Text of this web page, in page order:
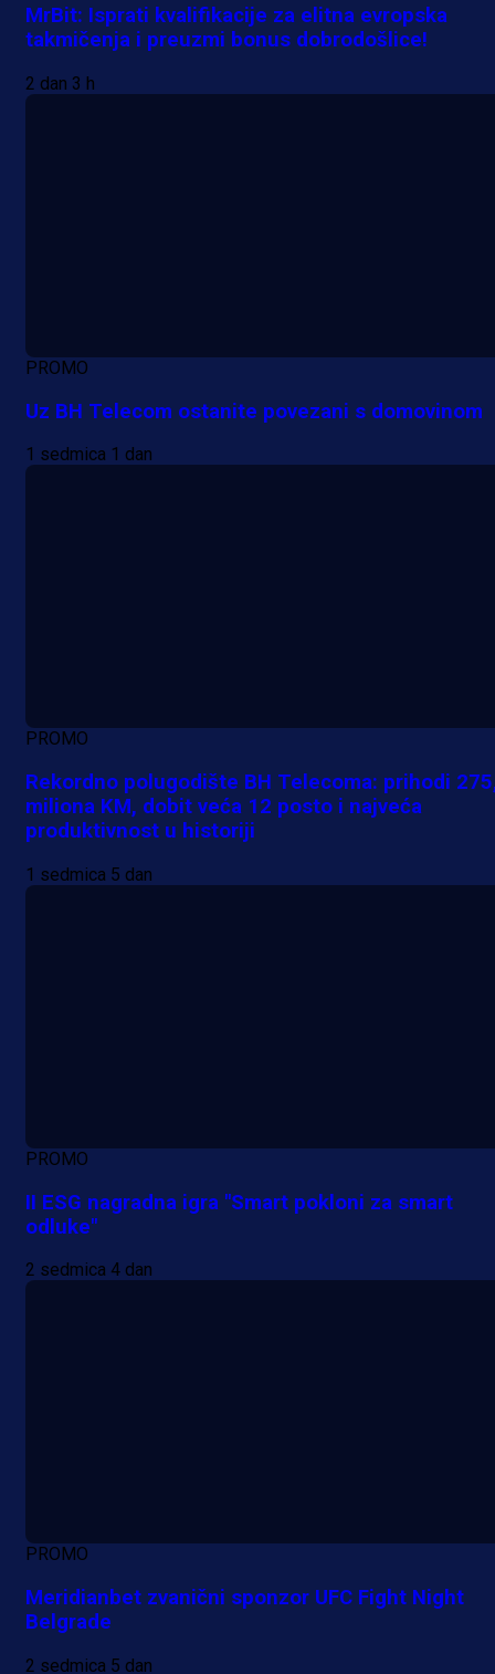
MrBit: Isprati kvalifikacije za elitna evropska
takmičenja i preuzmi bonus dobrodošlice!
2 dan 3 h
PROMO
Uz BH Telecom ostanite povezani s domovinom
1 sedmica 1 dan
PROMO
Rekordno polugodište BH Telecoma: prihodi
miliona KM, dobit veća 12 posto i najveća
produktivnost u historiji
1 sedmica 5 dan
PROMO
II ESG nagradna igra "Smart pokloni za smart
odluke"
2 sedmica 4 dan
PROMO
Meridianbet zvanični sponzor UFC Fight Night
Belgrade
2 sedmica 5 dan